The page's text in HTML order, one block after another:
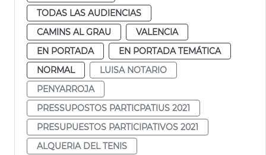
TODAS LAS AUDIENCIAS
CAMINS AL GRAU
VALENCIA
EN PORTADA
EN PORTADA TEMÁTICA
NORMAL
LUISA NOTARIO
PENYARROJA
PRESSUPOSTOS PARTICPATIUS 2021
PRESUPUESTOS PARTICIPATIVOS 2021
ALQUERIA DEL TENIS